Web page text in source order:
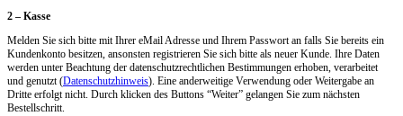
2 – Kasse
Melden Sie sich bitte mit Ihrer eMail Adresse und Ihrem Passwort an falls Sie bereits ein
Kundenkonto besitzen, ansonsten registrieren Sie sich bitte als neuer Kunde. Ihre Daten
werden unter Beachtung der datenschutzrechtlichen Bestimmungen erhoben, verarbeitet
und genutzt (Datenschutzhinweis). Eine anderweitige Verwendung oder Weitergabe an
Dritte erfolgt nicht. Durch klicken des Buttons “Weiter” gelangen Sie zum nächsten
Bestellschritt.